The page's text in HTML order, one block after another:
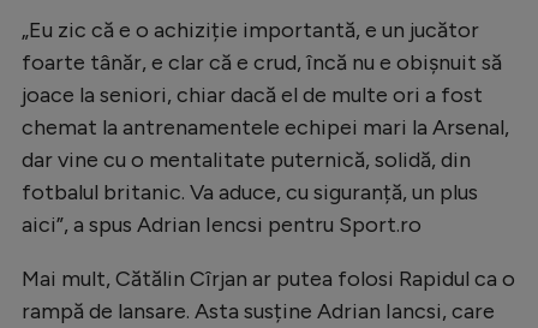
JO 2024
JO 2026
Intră în cont
Creează cont
„Eu zic că e o achiziție importantă, e un jucător
foarte tânăr, e clar că e crud, încă nu e obișnuit să
joace la seniori, chiar dacă el de multe ori a fost
chemat la antrenamentele echipei mari la Arsenal,
dar vine cu o mentalitate puternică, solidă, din
fotbalul britanic. Va aduce, cu siguranță, un plus
aici”, a spus Adrian Iencsi pentru Sport.ro
Mai mult, Cătălin Cîrjan ar putea folosi Rapidul ca o
rampă de lansare. Asta susține Adrian Iancsi, care